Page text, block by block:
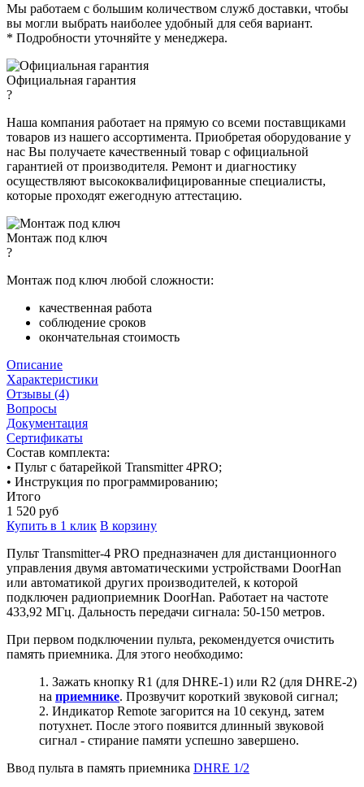
Мы работаем с большим количеством служб доставки, чтобы
вы могли выбрать наиболее удобный для себя вариант.
* Подробности уточняйте у менеджера.
Официальная гарантия
?
Наша компания работает на прямую со всеми поставщиками
товаров из нашего ассортимента. Приобретая оборудование у
нас Вы получаете качественный товар с официальной
гарантией от производителя. Ремонт и диагностику
осуществляют высококвалифицированные специалисты,
которые проходят ежегодную аттестацию.
Монтаж под ключ
?
Монтаж под ключ любой сложности:
качественная работа
соблюдение сроков
окончательная стоимость
Описание
Характеристики
Отзывы (4)
Вопросы
Документация
Сертификаты
Состав комплекта:
• Пульт с батарейкой Transmitter 4PRO;
• Инструкция по программированию;
Итого
1 520 руб
Купить в 1 клик В корзину
Пульт Transmitter-4 PRO предназначен для дистанционного
управления двумя автоматическими устройствами DoorHan
или автоматикой других производителей, к которой
подключен радиоприемник DoorHan. Работает на частоте
433,92 МГц. Дальность передачи сигнала: 50-150 метров.
При первом подключении пульта, рекомендуется очистить
память приемника. Для этого необходимо:
Зажать кнопку R1 (для DHRE-1) или R2 (для DHRE-2)
на приемнике. Прозвучит короткий звуковой сигнал;
Индикатор Remote загорится на 10 секунд, затем
потухнет. После этого появится длинный звуковой
сигнал - стирание памяти успешно завершено.
Ввод пульта в память приемника DHRE 1/2